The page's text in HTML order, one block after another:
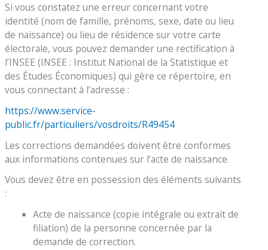
Si vous constatez une erreur concernant votre
identité (nom de famille, prénoms, sexe, date ou lieu
de naissance) ou lieu de résidence sur votre carte
électorale, vous pouvez demander une rectification à
l’INSEE (INSEE : Institut National de la Statistique et
des Études Économiques) qui gère ce répertoire, en
vous connectant à l’adresse :
https://www.service-
public.fr/particuliers/vosdroits/R49454
Les corrections demandées doivent être conformes
aux informations contenues sur l’acte de naissance.
Vous devez être en possession des éléments suivants
:
Acte de naissance (copie intégrale ou extrait de
filiation) de la personne concernée par la
demande de correction.